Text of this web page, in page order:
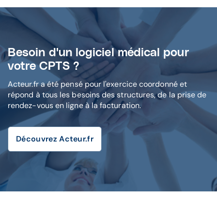
Besoin d'un logiciel médical pour
votre CPTS ?
Acteur.fr a été pensé pour l'exercice coordonné et
répond à tous les besoins des structures, de la prise de
rendez-vous en ligne à la facturation.
Découvrez Acteur.fr